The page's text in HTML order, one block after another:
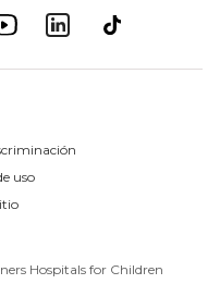
uso
Hospitals for Children